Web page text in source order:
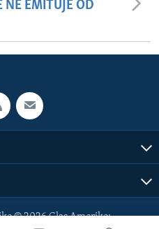
NE EMITUJE OD
© 2026 Glas Amerike: